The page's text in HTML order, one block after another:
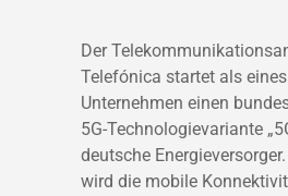
Der
Telefónica startet als
Unternehmen einen
5G-Technologievariante
deutsche
wird die mobile